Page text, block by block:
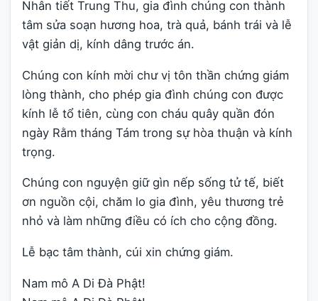
Nhân tiết Trung Thu, gia đình chúng con thành
tâm sửa soạn hương hoa, trà quả, bánh trái và lễ
vật giản dị, kính dâng trước án.
Chúng con kính mời chư vị tôn thần chứng giám
lòng thành, cho phép gia đình chúng con được
kính lễ tổ tiên, cùng con cháu quây quần đón
ngày Rằm tháng Tám trong sự hòa thuận và kính
trọng.
Chúng con nguyện giữ gìn nếp sống tử tế, biết
ơn nguồn cội, chăm lo gia đình, yêu thương trẻ
nhỏ và làm những điều có ích cho cộng đồng.
Lễ bạc tâm thành, cúi xin chứng giám.
Nam mô A Di Đà Phật!